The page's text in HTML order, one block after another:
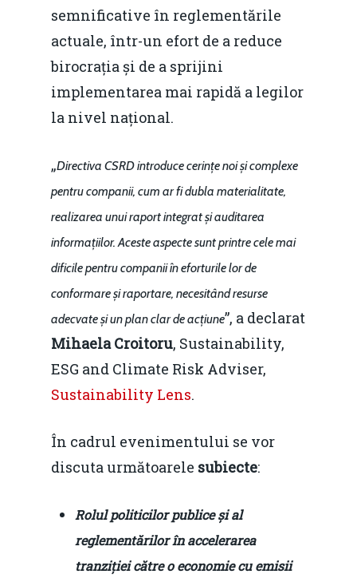
semnificative în reglementările
actuale, într-un efort de a reduce
birocrația și de a sprijini
implementarea mai rapidă a legilor
la nivel național.
„Directiva CSRD introduce cerințe noi și complexe
pentru companii, cum ar fi dubla materialitate,
realizarea unui raport integrat și auditarea
informațiilor. Aceste aspecte sunt printre cele mai
dificile pentru companii în eforturile lor de
conformare și raportare, necesitând resurse
adecvate și un plan clar de acțiune”, a declarat
Mihaela Croitoru, Sustainability,
ESG and Climate Risk Adviser,
Sustainability Lens.
În cadrul evenimentului se vor
discuta următoarele subiecte:
Rolul politicilor publice și al
reglementărilor în accelerarea
tranziției către o economie cu emisii